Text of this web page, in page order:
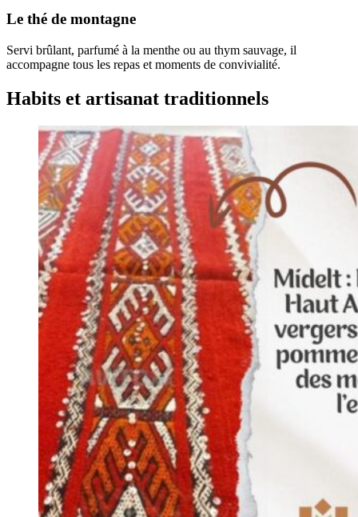
Le thé de montagne
Servi brûlant, parfumé à la menthe ou au thym sauvage, il
accompagne tous les repas et moments de convivialité.
Habits et artisanat traditionnels